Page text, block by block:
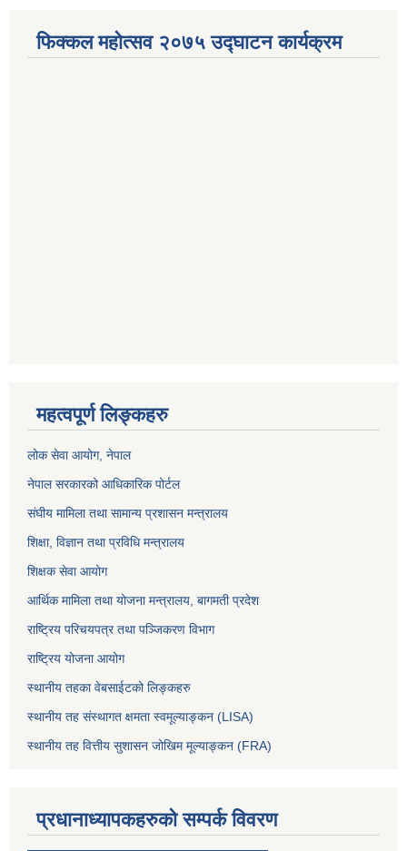
फिक्कल महोत्सव २०७५ उद्घाटन कार्यक्रम
महत्वपूर्ण लिङ्कहरु
लोक सेवा आयोग, नेपाल
नेपाल सरकारको आधिकारिक पोर्टल
संघीय मामिला तथा सामान्य प्रशासन मन्त्रालय
शिक्षा, विज्ञान तथा प्रविधि मन्त्रालय
शिक्षक सेवा आयोग
आर्थिक मामिला तथा योजना मन्त्रालय, बागमती प्रदेश
राष्ट्रिय परिचयपत्र तथा पञ्जिकरण विभाग
राष्ट्रिय योजना आयोग
स्थानीय तहका वेबसाईटको लिङ्कहरु
स्थानीय तह संस्थागत क्षमता स्वमूल्याङ्कन (LISA)
स्थानीय तह वित्तीय सुशासन जोखिम मूल्याङ्कन (FRA)
प्रधानाध्यापकहरुको सम्पर्क विवरण